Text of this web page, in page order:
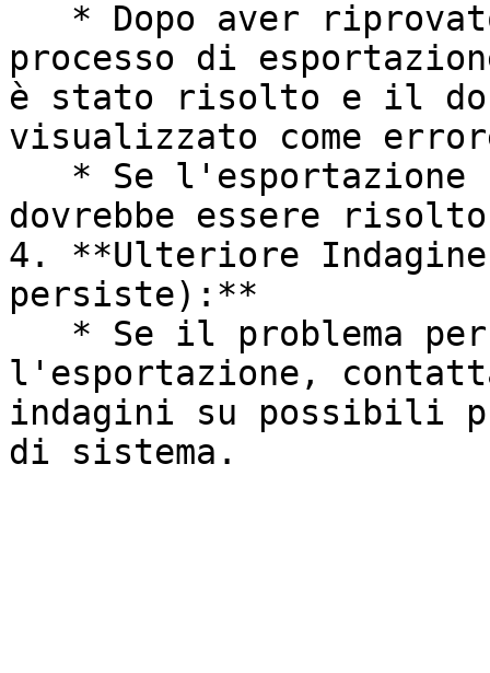
processo di
è stato risolto e il
visualizzato come
dovrebbe essere
4. **Ulteriore
persiste):**
l'esportazione,
indagini su possibili